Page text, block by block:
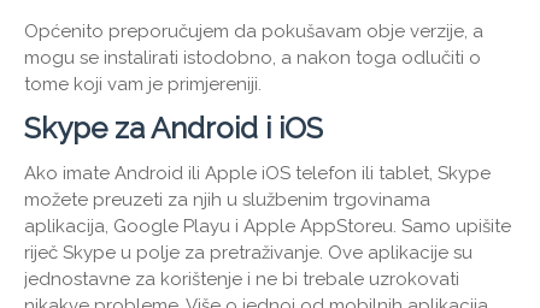
Općenito preporučujem da pokušavam obje verzije, a
mogu se instalirati istodobno, a nakon toga odlučiti o
tome koji vam je primjereniji.
Skype za Android i iOS
Ako imate Android ili Apple iOS telefon ili tablet, Skype
možete preuzeti za njih u službenim trgovinama
aplikacija, Google Playu i Apple AppStoreu. Samo upišite
riječ Skype u polje za pretraživanje. Ove aplikacije su
jednostavne za korištenje i ne bi trebale uzrokovati